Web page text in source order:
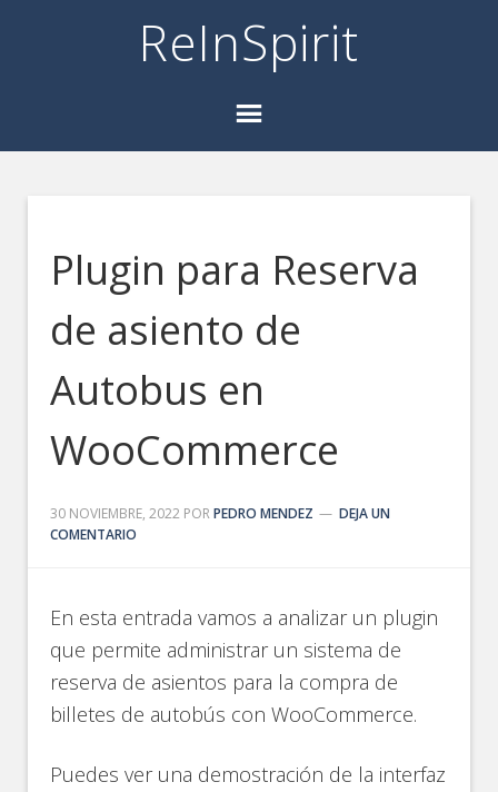
ReInSpirit
Plugin para Reserva
de asiento de
Autobus en
WooCommerce
30 NOVIEMBRE, 2022 PORPEDRO MENDEZ
DEJA UN
COMENTARIO
En esta entrada vamos a analizar un plugin
que permite administrar un sistema de
reserva de asientos para la compra de
billetes de autobús con WooCommerce.
Puedes ver una demostración de la interfaz